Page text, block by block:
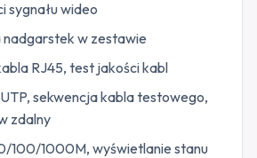
sygnału wideo
nadgarstek w zestawie
RJ45, test jakości kabl
sekwencja kabla testowego,
zdalny
100/1000M, wyświetlanie stanu